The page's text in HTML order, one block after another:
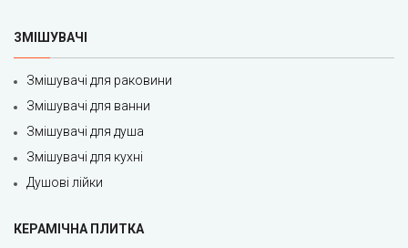
ЗМІШУВАЧІ
Змішувачі для раковини
Змішувачі для ванни
Змішувачі для душа
Змішувачі для кухні
Душові лійки
КЕРАМІЧНА ПЛИТКА